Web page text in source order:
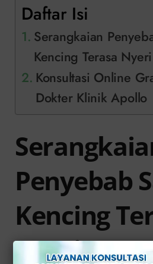
Daftar Isi
Serangkaian
Kencing Terasa Nyeri
Konsultasi Online
Dokter Klinik Apollo
Penyebab
Kencing
Nyeri